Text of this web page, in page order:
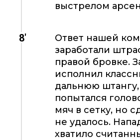
выстрелом
8'
Ответ нашей
заработали
правой бровке.
исполнил
дальнюю штангу,
попытался
мяч в сетку, но
не удалось.
хватило